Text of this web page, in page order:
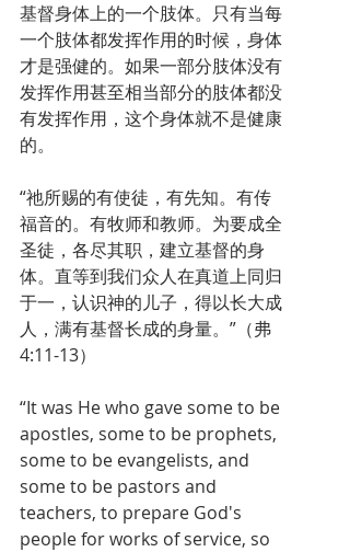
基督身体上的一个肢体。只有当每
一个肢体都发挥作用的时候，身体
才是强健的。如果一部分肢体没有
发挥作用甚至相当部分的肢体都没
有发挥作用，这个身体就不是健康
的。
“祂所赐的有使徒，有先知。有传
福音的。有牧师和教师。为要成全
圣徒，各尽其职，建立基督的身
体。直等到我们众人在真道上同归
于一，认识神的儿子，得以长大成
人，满有基督长成的身量。”（弗
4:11-13）
“It was He who gave some to be
apostles, some to be prophets,
some to be evangelists, and
some to be pastors and
teachers, to prepare God's
people for works of service, so